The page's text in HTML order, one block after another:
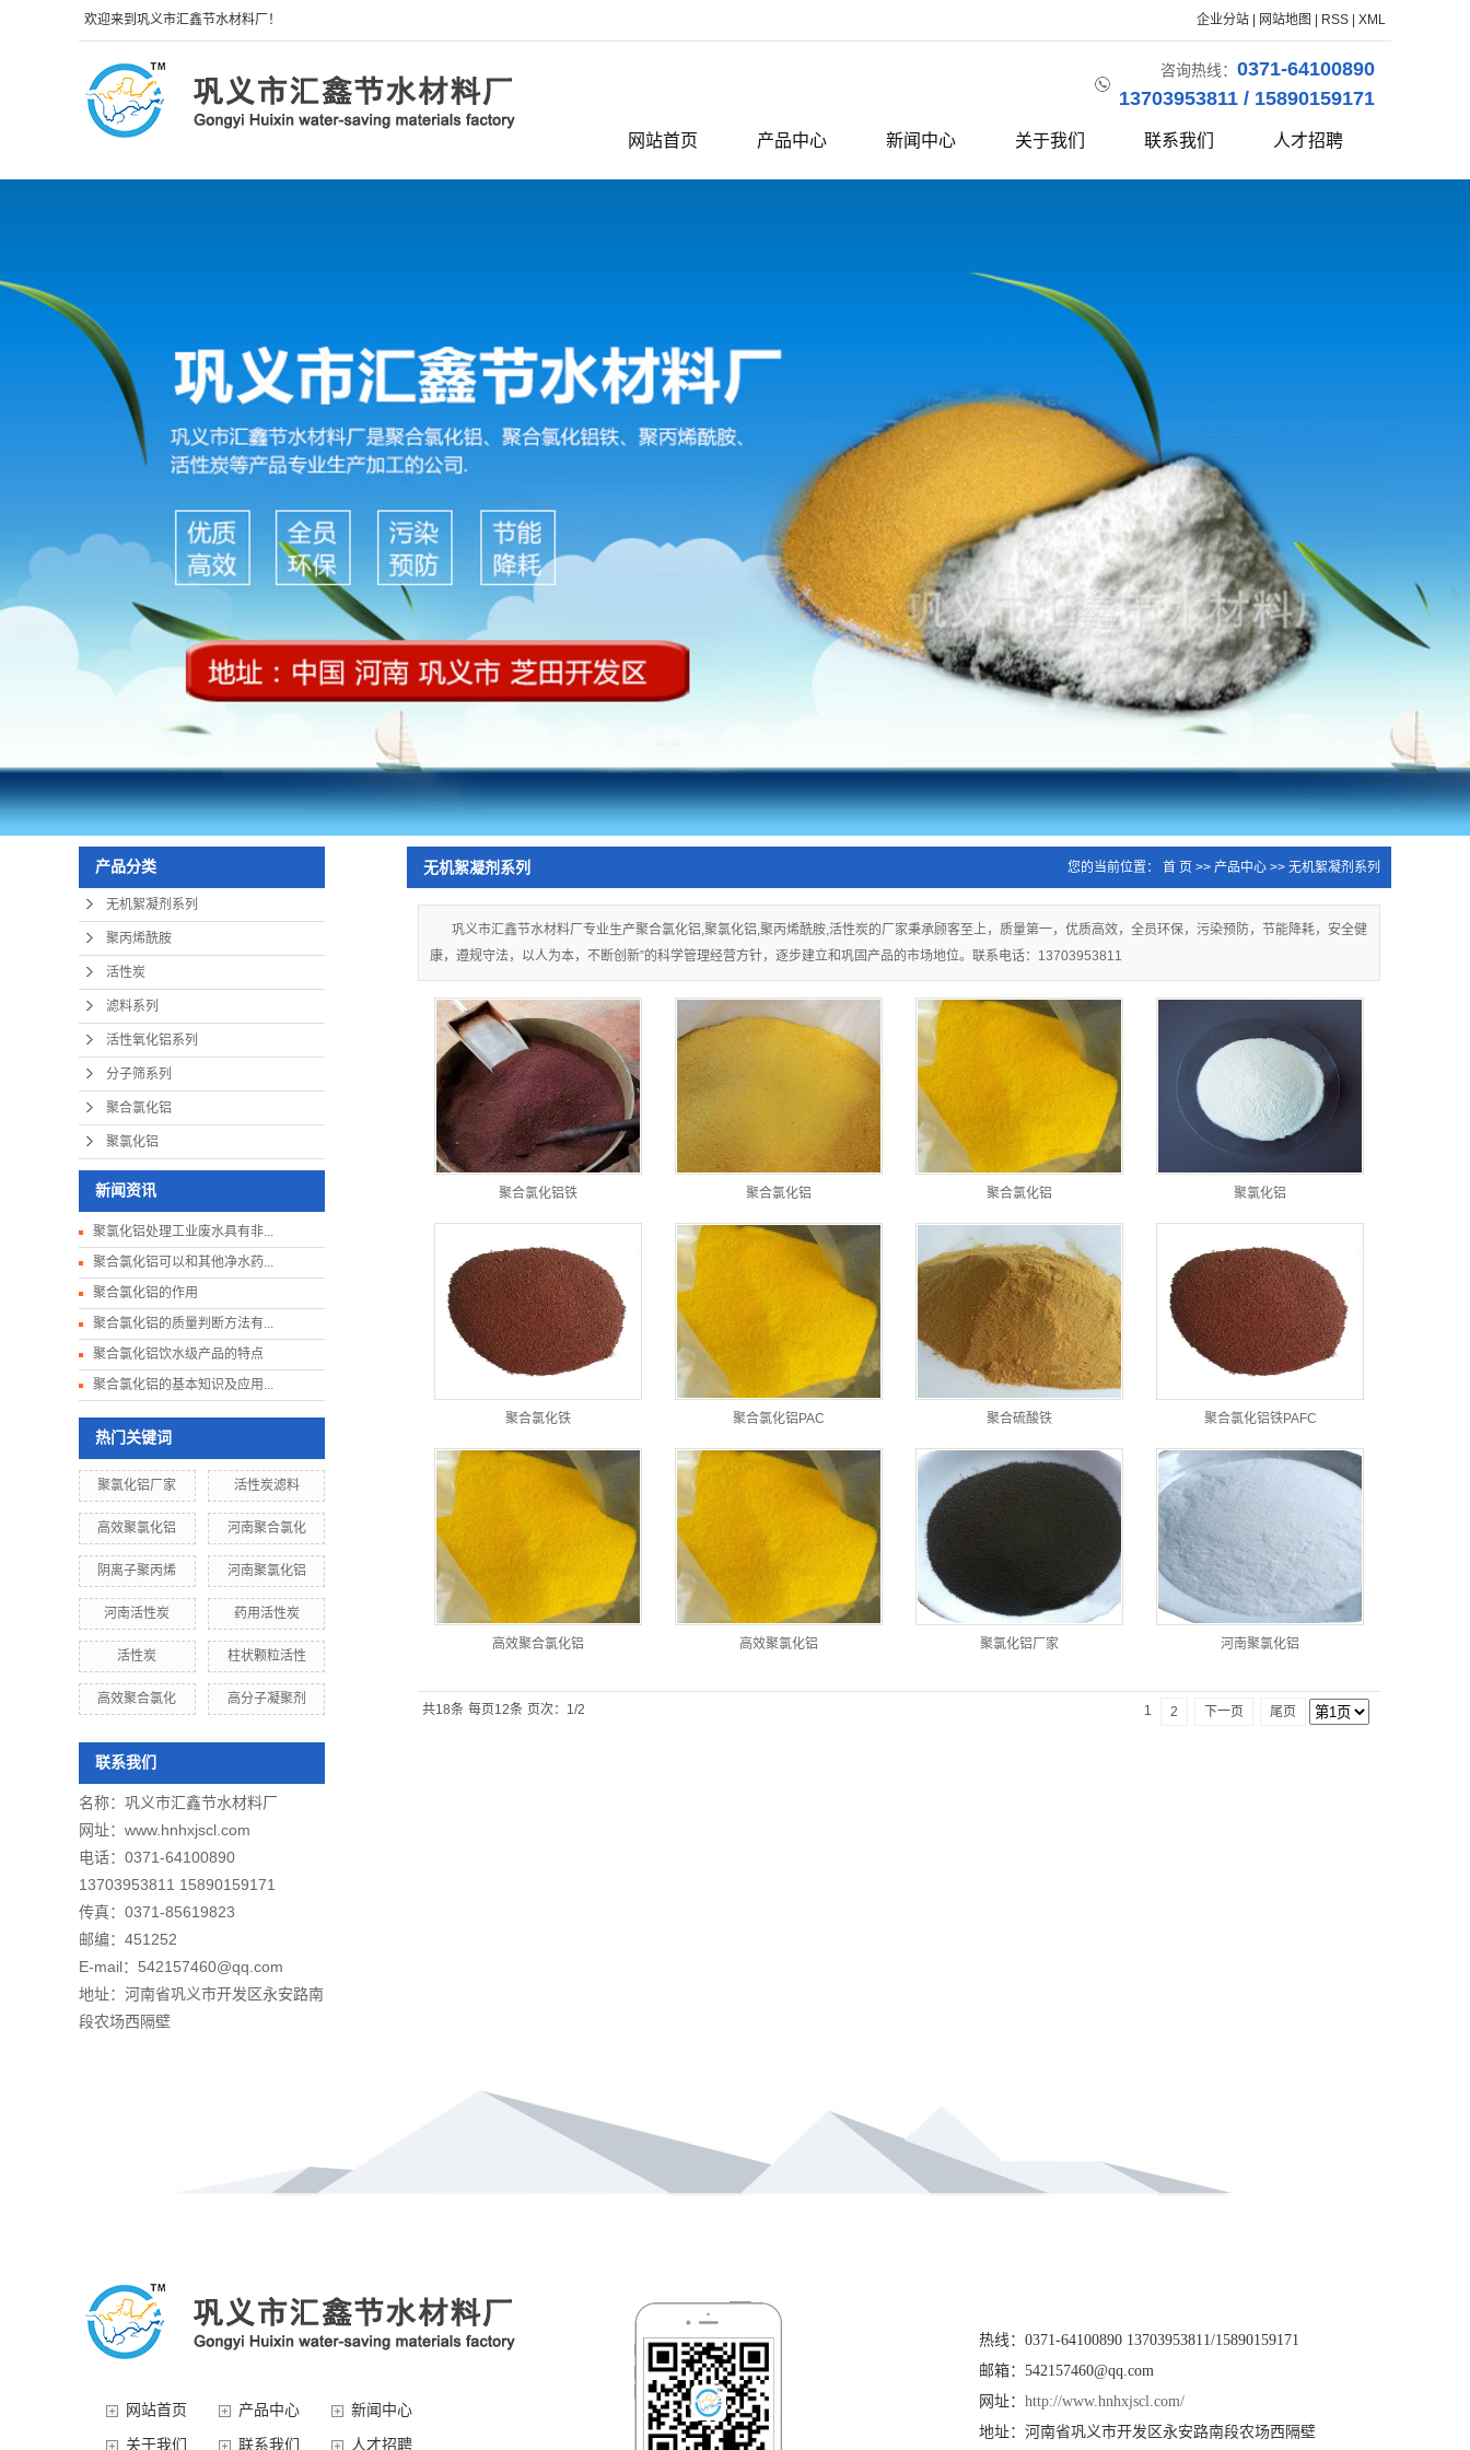
欢迎来到巩义市汇鑫节水材料厂！ 企业分站 网站地图 RSS XML
咨询热线： 0371-64100890
13703953811 / 15890159171
网站首页 产品中心
活性氧化铝系列
聚氯化铝
新闻中心 关于我们
联系我们
联系我们 人才招聘
产品分类
无机絮凝剂系列
聚丙烯酰胺
活性炭
滤料系列
活性氧化铝系列
分子筛系列
聚合氯化铝
聚氯化铝
新闻资讯
聚氯化铝处理工业废水具有非...
聚合氯化铝可以和其他净水药...
聚合氯化铝的作用
聚合氯化铝的质量判断方法有...
聚合氯化铝饮水级产品的特点
聚合氯化铝的基本知识及应用...
热门关键词
聚氯化铝厂家 活性炭滤料
高效聚氯化铝 河南聚合氯化
阴离子聚丙烯 河南聚氯化铝
河南活性炭 药用活性炭
活性炭 柱状颗粒活性
高效聚合氯化 高分子凝聚剂
联系我们
名称： 巩义市汇鑫节水材料厂
网址： www.hnhxjscl.com
电话：0371-64100890
13703953811 15890159171
传真：0371-85619823
邮编：451252
E-mail：542157460@qq.com
地址：河南省巩义市开发区永安路南
段农场西隔壁
无机絮凝剂系列 您的当前位置： 首 页 >> 产品中心 >> 无机絮凝剂系列
巩义市汇鑫节水材料厂专业生产聚合氯化铝,聚氯化铝,聚丙烯酰胺,活性炭的厂家秉承顾客至上，质量第一，优质高效，全员环保，污染预防，节能降耗，安全健
康，遵规守法，以人为本，不断创新”的科学管理经营方针，逐步建立和巩固产品的市场地位。联系电话：13703953811
聚合氯化铝铁 聚合氯化铝 聚合氯化铝 聚氯化铝
聚合氯化铁 聚合氯化铝PAC 聚合硫酸铁 聚合氯化铝铁PAFC
高效聚合氯化铝 高效聚氯化铝 聚氯化铝厂家 河南聚氯化铝
共18条 每页12条 页次：1/2 1 2 下一页 尾页
网站首页 产品中心 新闻中心
关于我们 联系我们 人才招聘
热线：0371-64100890 13703953811/15890159171
邮箱：542157460@qq.com
网址： http://www.hnhxjscl.com/
地址：河南省巩义市开发区永安路南段农场西隔壁